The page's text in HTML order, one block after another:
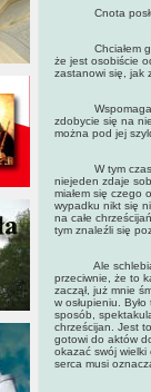
Cnota
Chciałem go
że jest osobiście
zastanowi się, jak
Wspomagałem
zdobycie się na
można pod jej
W tym czasie
niejeden zdaje
miałem się czego
wypadku nikt się
na całe
tym znaleźli się
Ale
przeciwnie, że to
zaczął, już mnie
w osłupieniu.
sposób,
chrześcijan. Jest
gotowi do aktów
okazać swój
serca musi